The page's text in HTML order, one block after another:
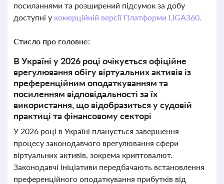
посиланнями та розширений підсумок за добу
доступні у комерційній версії Платформи LIGA360.
Стисло про головне:
В Україні у 2026 році очікується офіційне
врегулювання обігу віртуальних активів із
преференційним оподаткуванням та
посиленням відповідальності за їх
використання, що відобразиться у судовій
практиці та фінансовому секторі
У 2026 році в Україні планується завершення
процесу законодавчого врегулювання сфери
віртуальних активів, зокрема криптовалют.
Законодавчі ініціативи передбачають встановлення
преференційного оподаткування прибутків від